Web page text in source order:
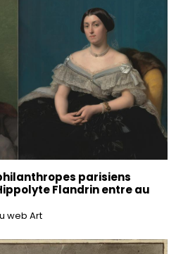
philanthropes parisiens
Flandrin entre au
web Art